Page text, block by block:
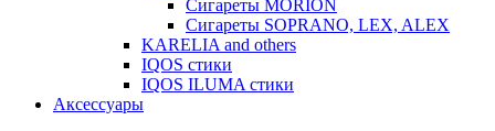
Сигареты MORION
Сигареты SOPRANO, LEX, ALEX
KARELIA and others
IQOS стики
IQOS ILUMA стики
Аксессуары